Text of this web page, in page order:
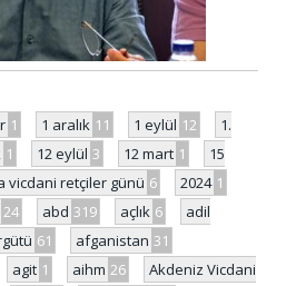
1 1 aralık 11 1 eylül 12
1.
1 12 eylül 3 12 mart 1
15
vicdani retçiler günü 6 2024 1
24 abd 319 açlık 6
adil
61 afganistan 31
agit 1 aihm 26
Akdeniz Vicdani